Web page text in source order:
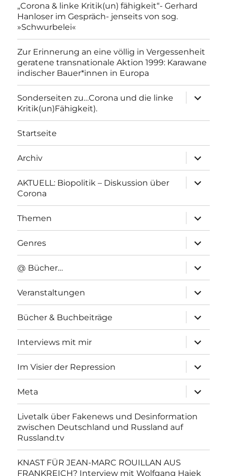
„Corona & linke Kritik(un) fähigkeit“- Gerhard
Hanloser im Gespräch- jenseits von sog.
»Schwurbelei«
Zur Erinnerung an eine völlig in Vergessenheit
geratene transnationale Aktion 1999: Karawane
indischer Bauer*innen in Europa
Sonderseiten zu…Corona und die linke
Kritik(un)Fähigkeit).
anzeigen
Startseite
Archiv
anzeigen
AKTUELL: Biopolitik – Diskussion über
Corona
anzeigen
Themen
anzeigen
Genres
anzeigen
@ Bücher…
anzeigen
Veranstaltungen
anzeigen
Bücher & Buchbeiträge
anzeigen
Interviews mit mir
anzeigen
Im Visier der Repression
anzeigen
Meta
anzeigen
Livetalk über Fakenews und Desinformation
zwischen Deutschland und Russland auf
Russland.tv
KNAST FÜR JEAN-MARC ROUILLAN AUS
FRANKREICH? Interview mit Wolfgang Hajek